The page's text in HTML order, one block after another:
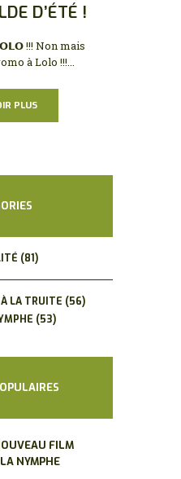
D’ÉTÉ !
!!! Non mais
à Lolo !!!...
PLUS
(81)
LA TRUITE (56)
(53)
FILM
NYMPHE